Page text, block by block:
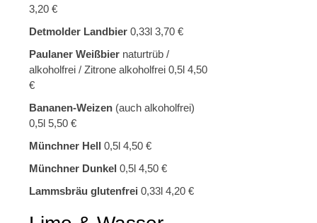
3,20 €
Detmolder Landbier 0,33l 3,70 €
Paulaner Weißbier naturtrüb /
alkoholfrei / Zitrone alkoholfrei 0,5l 4,50
€
Bananen-Weizen (auch alkoholfrei)
0,5l 5,50 €
Münchner Hell 0,5l 4,50 €
Münchner Dunkel 0,5l 4,50 €
Lammsbräu glutenfrei 0,33l 4,20 €